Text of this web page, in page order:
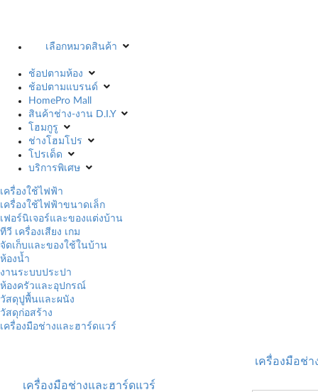
เลือกหมวดสินค้า
ช้อปตามห้อง
ช้อปตามแบรนด์
HomePro Mall
สินค้าช่าง-งาน D.I.Y
โฮมกูรู
ช่างโฮมโปร
โปรเด็ด
บริการพิเศษ
เครื่องใช้ไฟฟ้า
เครื่องใช้ไฟฟ้าขนาดเล็ก
เฟอร์นิเจอร์และของแต่งบ้าน
ทีวี เครื่องเสียง เกม
จัดเก็บและของใช้ในบ้าน
ห้องน้ำ
งานระบบประปา
ห้องครัวและอุปกรณ์
วัสดุปูพื้นและผนัง
วัสดุก่อสร้าง
เครื่องมือช่างและฮาร์ดแวร์
เครื่องมือช่างและฮาร์ดแวร์
เครื่องมือช่า